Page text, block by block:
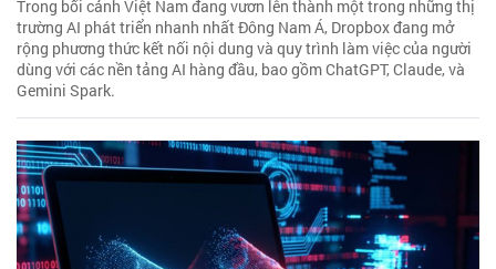
Trong bối cảnh Việt Nam đang vươn lên thành một trong những thị
trường AI phát triển nhanh nhất Đông Nam Á, Dropbox đang mở
rộng phương thức kết nối nội dung và quy trình làm việc của người
dùng với các nền tảng AI hàng đầu, bao gồm ChatGPT, Claude, và
Gemini Spark.